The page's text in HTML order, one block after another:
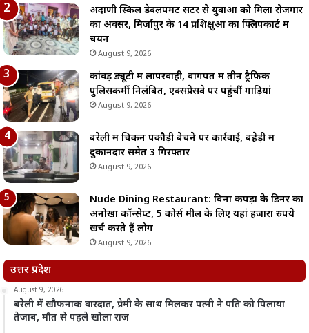
अदाणी स्किल डेवलपमेंट सेंटर से युवाओं को मिला रोजगार
का अवसर, मिर्जापुर के 14 प्रशिक्षुओं का फ्लिपकार्ट में
चयन
August 9, 2026
कांवड़ ड्यूटी में लापरवाही, बागपत में तीन ट्रैफिक
पुलिसकर्मी निलंबित, एक्सप्रेसवे पर पहुंचीं गाड़ियां
August 9, 2026
बरेली में चिकन पकौड़ी बेचने पर कार्रवाई, बहेड़ी में
दुकानदार समेत 3 गिरफ्तार
August 9, 2026
Nude Dining Restaurant: बिना कपड़ों के डिनर का
अनोखा कॉन्सेप्ट, 5 कोर्स मील के लिए यहां हजारों रुपये
खर्च करते हैं लोग
August 9, 2026
उत्तर प्रदेश
August 9, 2026
बरेली में खौफनाक वारदात, प्रेमी के साथ मिलकर पत्नी ने पति को पिलाया
तेजाब, मौत से पहले खोला राज